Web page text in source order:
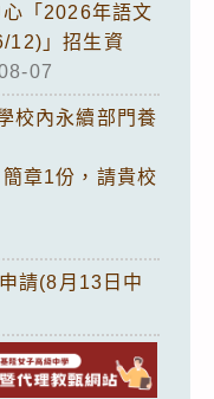
「2026年語文
12)」招生資
07
校內永續部門養
章1份，請貴校
請(8月13日中